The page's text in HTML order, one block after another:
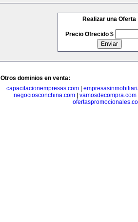
Realizar una Oferta
Precio Ofrecido $
Otros dominios en venta:
capacitacionempresas.com|
negociosconchina.com| vamosdecompra.com